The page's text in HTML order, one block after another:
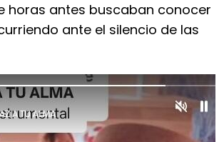
horas antes buscaban conocer
ante el silencio de las